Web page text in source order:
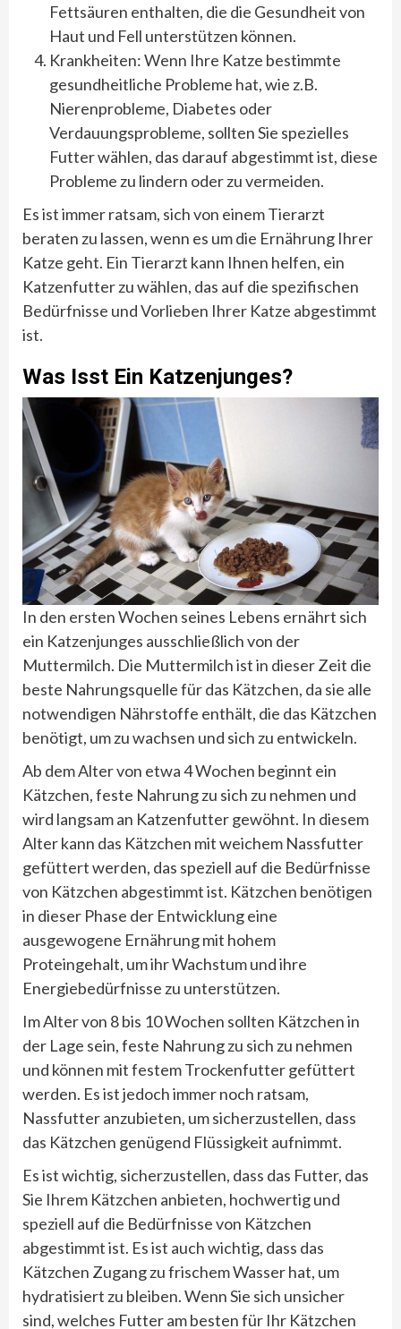
Fettsäuren enthalten, die die Gesundheit von
Haut und Fell unterstützen können.
Krankheiten: Wenn Ihre Katze bestimmte
gesundheitliche Probleme hat, wie z.B.
Nierenprobleme, Diabetes oder
Verdauungsprobleme, sollten Sie spezielles
Futter wählen, das darauf abgestimmt ist, diese
Probleme zu lindern oder zu vermeiden.
Es ist immer ratsam, sich von einem Tierarzt
beraten zu lassen, wenn es um die Ernährung Ihrer
Katze geht. Ein Tierarzt kann Ihnen helfen, ein
Katzenfutter zu wählen, das auf die spezifischen
Bedürfnisse und Vorlieben Ihrer Katze abgestimmt
ist.
Was Isst Ein Katzenjunges?
In den ersten Wochen seines Lebens ernährt sich
ein Katzenjunges ausschließlich von der
Muttermilch. Die Muttermilch ist in dieser Zeit die
beste Nahrungsquelle für das Kätzchen, da sie alle
notwendigen Nährstoffe enthält, die das Kätzchen
benötigt, um zu wachsen und sich zu entwickeln.
Ab dem Alter von etwa 4 Wochen beginnt ein
Kätzchen, feste Nahrung zu sich zu nehmen und
wird langsam an Katzenfutter gewöhnt. In diesem
Alter kann das Kätzchen mit weichem Nassfutter
gefüttert werden, das speziell auf die Bedürfnisse
von Kätzchen abgestimmt ist. Kätzchen benötigen
in dieser Phase der Entwicklung eine
ausgewogene Ernährung mit hohem
Proteingehalt, um ihr Wachstum und ihre
Energiebedürfnisse zu unterstützen.
Im Alter von 8 bis 10 Wochen sollten Kätzchen in
der Lage sein, feste Nahrung zu sich zu nehmen
und können mit festem Trockenfutter gefüttert
werden. Es ist jedoch immer noch ratsam,
Nassfutter anzubieten, um sicherzustellen, dass
das Kätzchen genügend Flüssigkeit aufnimmt.
Es ist wichtig, sicherzustellen, dass das Futter, das
Sie Ihrem Kätzchen anbieten, hochwertig und
speziell auf die Bedürfnisse von Kätzchen
abgestimmt ist. Es ist auch wichtig, dass das
Kätzchen Zugang zu frischem Wasser hat, um
hydratisiert zu bleiben. Wenn Sie sich unsicher
sind, welches Futter am besten für Ihr Kätzchen